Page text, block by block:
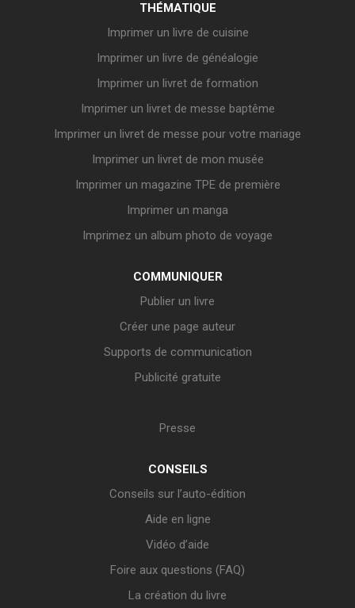
THÉMATIQUE
Imprimer un livre de cuisine
Imprimer un livre de généalogie
Imprimer un livret de formation
Imprimer un livret de messe baptême
Imprimer un livret de messe pour votre mariage
Imprimer un livret de mon musée
Imprimer un magazine TPE de première
Imprimer un manga
Imprimez un album photo de voyage
COMMUNIQUER
Publier un livre
Créer une page auteur
Supports de communication
Publicité gratuite
Presse
CONSEILS
Conseils sur l’auto-édition
Aide en ligne
Vidéo d’aide
Foire aux questions (FAQ)
La création du livre